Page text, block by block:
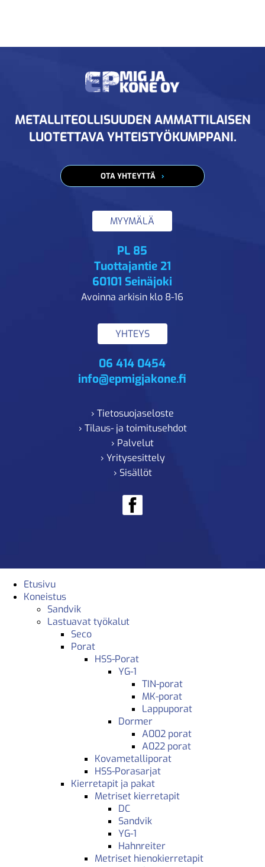
METALLITEOLLISUUDEN AMMATTILAISEN
LUOTETTAVA YHTEISTYÖKUMPPANI.
OTA YHTEYTTÄ
MYYMÄLÄ
PL 85
Tuottajantie 21
60101 Seinäjoki
Avoinna arkisin klo 8-16
YHTEYS
06 414 0454
info@epmigjakone.fi
› Tietosuojaseloste
› Tilaus- ja toimitusehdot
› Palvelut
› Yritysesittely
› Sisällöt
Etusivu
Koneistus
Sandvik
Lastuavat työkalut
Seco
Porat
HSS-Porat
YG-1
TIN-porat
MK-porat
Lappuporat
Dormer
A002 porat
A022 porat
Kovametalliporat
HSS-Porasarjat
Kierretapit ja pakat
Metriset kierretapit
DC
Sandvik
YG-1
Hahnreiter
Metriset hienokierretapit